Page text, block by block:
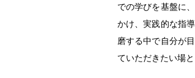
での学びを基盤に
かけ、実践的な指
磨する中で自分が
ていただきたい場